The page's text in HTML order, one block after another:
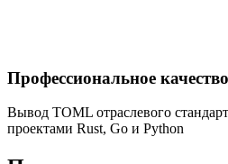
Профессиональное качество
Вывод TOML отраслевого
проектами Rust, Go и Python